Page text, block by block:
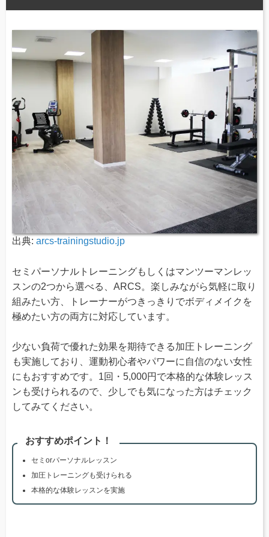
出典: arcs-trainingstudio.jp
セミパーソナルトレーニングもしくはマンツーマンレッ
スンの2つから選べる、ARCS。楽しみながら気軽に取り
組みたい方、トレーナーがつきっきりでボディメイクを
極めたい方の両方に対応しています。
少ない負荷で優れた効果を期待できる加圧トレーニング
も実施しており、運動初心者やパワーに自信のない女性
にもおすすめです。1回・5,000円で本格的な体験レッス
ンも受けられるので、少しでも気になった方はチェック
してみてください。
おすすめポイント！
セミorパーソナルレッスン
加圧トレーニングも受けられる
本格的な体験レッスンを実施